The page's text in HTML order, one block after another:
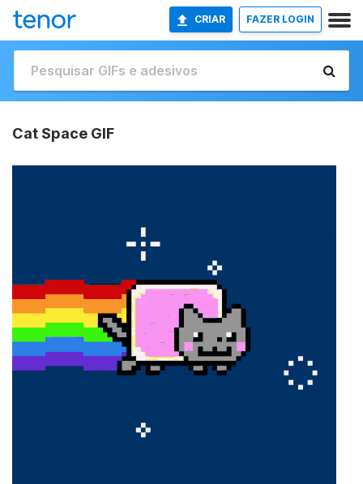
CRIAR FAZER LOGIN
Cat Space GIF